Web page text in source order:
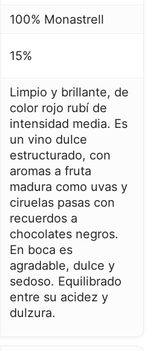
100% Monastrell
15%
Limpio y brillante, de
color rojo rubí de
intensidad media. Es
un vino dulce
estructurado, con
aromas a fruta
madura como uvas y
ciruelas pasas con
recuerdos a
chocolates negros.
En boca es
agradable, dulce y
sedoso. Equilibrado
entre su acidez y
dulzura.